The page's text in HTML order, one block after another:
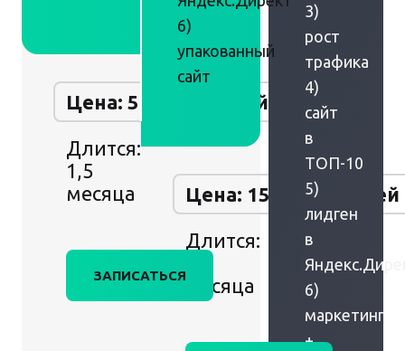
Цена: 50 000 рублей
Длится:
1,5
месяца
ЗАПИСАТЬСЯ
6)
упакованный
сайт
Цена: 150 000 рублей
Длится:
месяца
3)
рост
трафика
4)
сайт
в
ТОП-10
5)
лидген
в
6)
маркетинг
+